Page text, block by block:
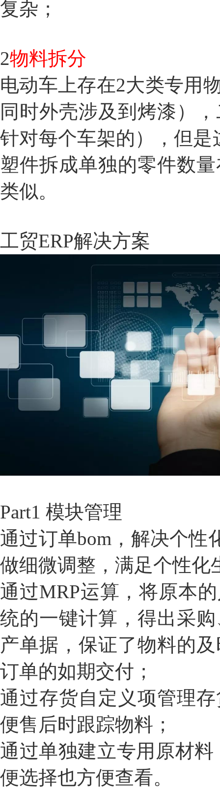
复杂；
2物料拆分
电动车上存在2大类专用
同时外壳涉及到烤漆）
针对每个车架的），但
塑件拆成单独的零件数
类似。
工贸ERP解决方案
Part1 模块管理
通过订单bom，解决个性
做细微调整，满足个性化
通过MRP运算，将原本
统的一键计算，得出采
产单据，保证了物料的
订单的如期交付；
通过存货自定义项管理
便售后时跟踪物料；
通过单独建立专用原材
便选择也方便查看。